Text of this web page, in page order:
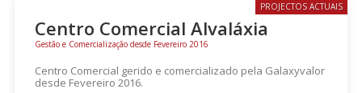
PROJECTOS ACTUAIS
Centro Comercial Alvaláxia
Gestão e Comercialização desde Fevereiro 2016
Centro Comercial gerido e comercializado pela Galaxyvalor
desde Fevereiro 2016.